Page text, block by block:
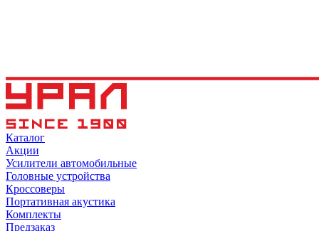
Каталог
Акции
Усилители автомобильные
Головные устройства
Кроссоверы
Портативная акустика
Комплекты
Предзаказ